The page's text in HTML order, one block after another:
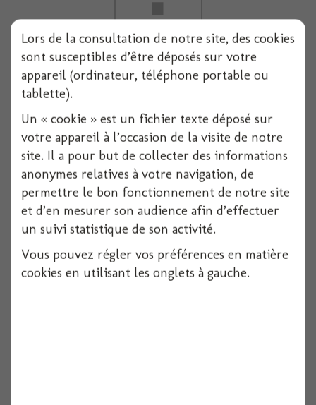
Couple maries mdl ass h10.5cm
Voir
Lors de la consultation de notre site, des cookies
sont susceptibles d’être déposés sur votre
appareil (ordinateur, téléphone portable ou
tablette).
Un « cookie » est un fichier texte déposé sur
votre appareil à l’occasion de la visite de notre
site. Il a pour but de collecter des informations
anonymes relatives à votre navigation, de
permettre le bon fonctionnement de notre site
et d’en mesurer son audience afin d’effectuer
un suivi statistique de son activité.
Vous pouvez régler vos préférences en matière
cookies en utilisant les onglets à gauche.